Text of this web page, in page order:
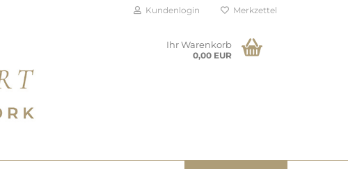
Kundenlogin Merkzettel
Ihr Warenkorb
0,00 EUR